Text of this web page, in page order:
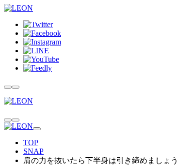
TOP
SNAP
肩の力を抜いたら下半身は引き締めましょう